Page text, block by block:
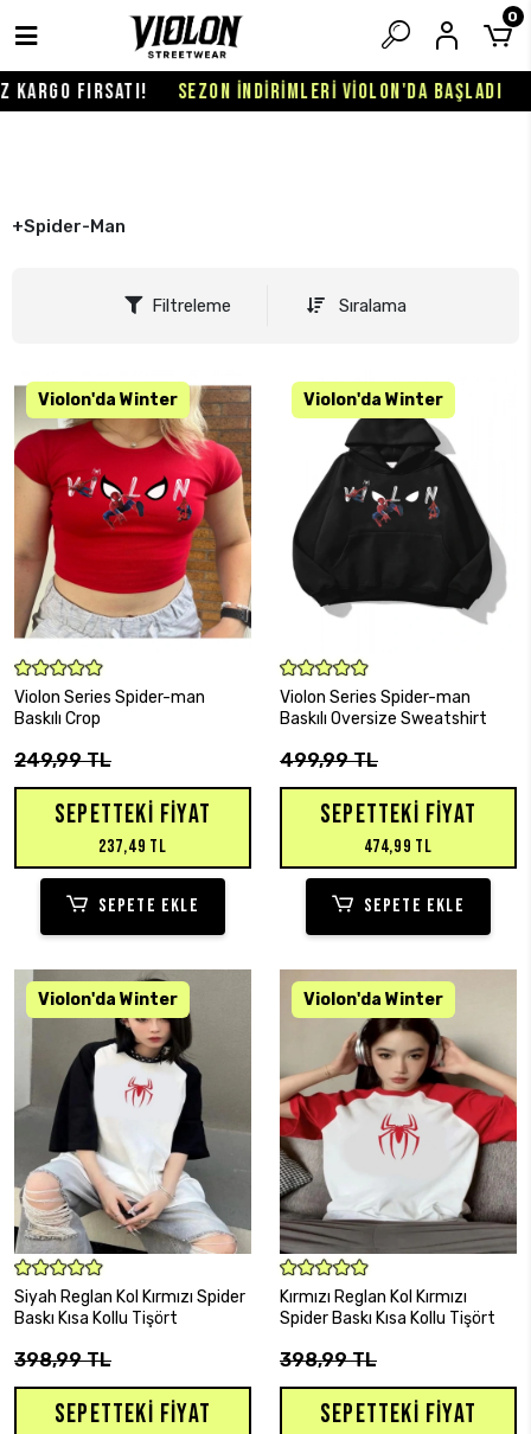
SEZON İNDİRİMLERİ VİOLON'DA BAŞLADI 1000₺ ÜZERİ
0
+Spider-Man
Filtreleme Sıralama
SEPETE EKLE
Violon Series Spider-man
Baskılı Crop
249,99 TL
SEPETTEKI FIYAT
237,49 TL
SEPETE EKLE
SEPETE EKLE
Violon Series Spider-man
Baskılı Oversize Sweatshirt
499,99 TL
SEPETTEKI FIYAT
474,99 TL
SEPETE EKLE
SEPETE EKLE
Siyah Reglan Kol Kırmızı Spider
Baskı Kısa Kollu Tişört
398,99 TL
SEPETTEKI FIYAT
SEPETE EKLE
Kırmızı Reglan Kol Kırmızı
Spider Baskı Kısa Kollu Tişört
398,99 TL
SEPETTEKI FIYAT